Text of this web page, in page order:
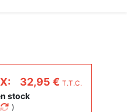
32,95 € T.T.C.
stock
)